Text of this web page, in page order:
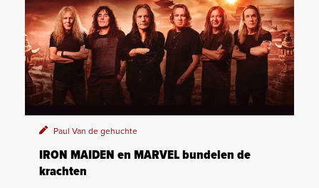
Paul Van de gehuchte
IRON MAIDEN en MARVEL bundelen de
krachten